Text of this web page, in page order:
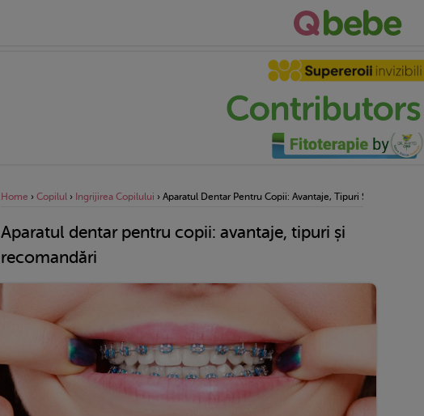
Home › Copilul › Ingrijirea Copilului › Aparatul Dentar Pentru Copii: Avantaje, Tipuri Și Recomandări
Aparatul dentar pentru copii: avantaje, tipuri și
recomandări